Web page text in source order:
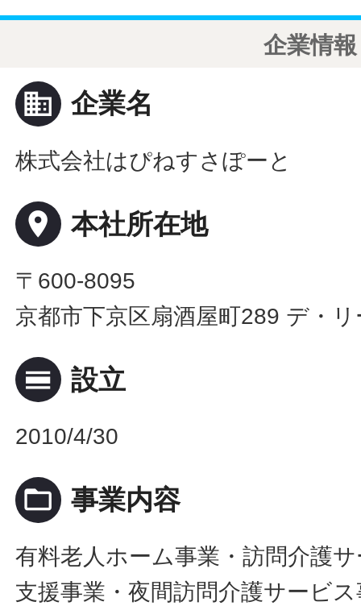
企業情報
business 企業名
株式会社はぴねすさぽーと
place 本社所在地
〒600-8095
京都市下京区扇酒屋町289 デ・
calendar_view_day 設立
2010/4/30
folder_open 事業内容
有料老人ホーム事業・訪問介護
支援事業・夜間訪問介護サービ